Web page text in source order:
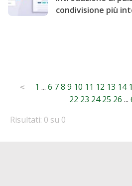
condivisione più
Posts
pagination
< 1 ... 6 78 9 10 11 12 13 14
22 23 24 25 26 ...
Risultati: 0 su 0